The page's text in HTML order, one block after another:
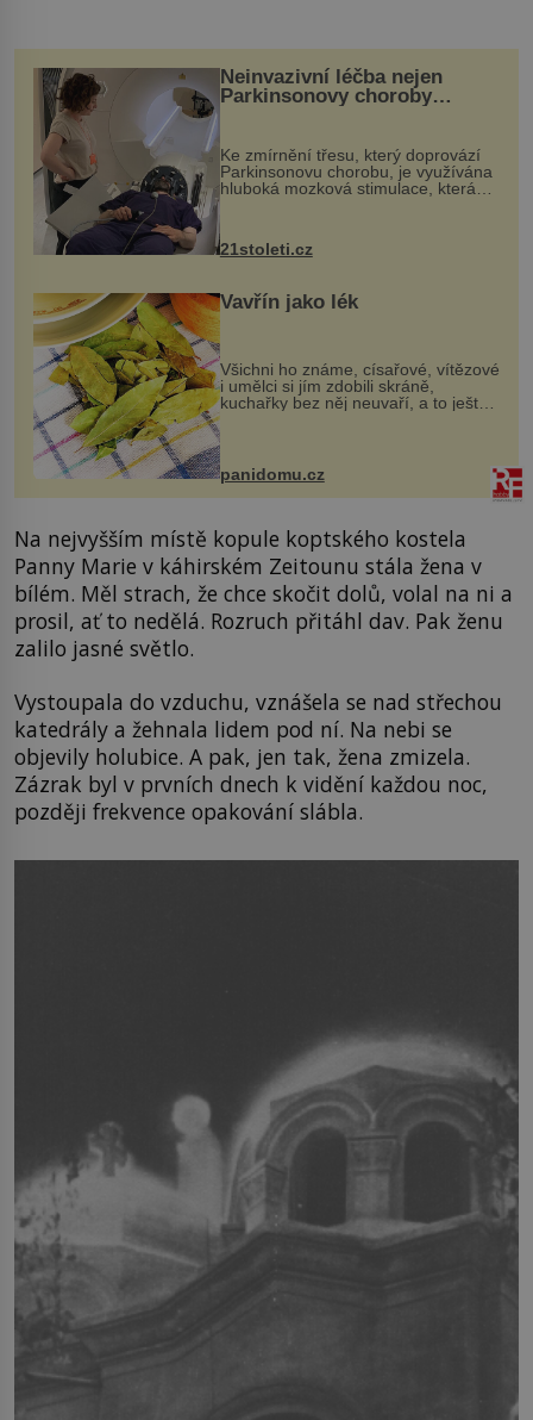
Neinvazivní léčba nejen
Parkinsonovy choroby
Ke zmírnění třesu, který doprovází
Parkinsonovu chorobu, je využívána
hluboká mozková stimulace, která
však vyžaduje vysoce invazivní
zákrok. Ultrazvuk zase není vhodný
k dostatečně přesnému zacílení ...
21stoleti.cz
Vavřín jako lék
Všichni ho známe, císařové, vítězové
i umělci si jím zdobili skráně,
kuchařky bez něj neuvaří, a to ještě
nevíte, že bobkový list může výrazně
zmírnit některé naše neduhy.
Obsahuje v malém množství ně...
panidomu.cz
Na nejvyšším místě kopule koptského kostela
Panny Marie v káhirském Zeitounu stála žena v
bílém. Měl strach, že chce skočit dolů, volal na ni a
prosil, ať to nedělá. Rozruch přitáhl dav. Pak ženu
zalilo jasné světlo.
Vystoupala do vzduchu, vznášela se nad střechou
katedrály a žehnala lidem pod ní. Na nebi se
objevily holubice. A pak, jen tak, žena zmizela.
Zázrak byl v prvních dnech k vidění každou noc,
později frekvence opakování slábla.